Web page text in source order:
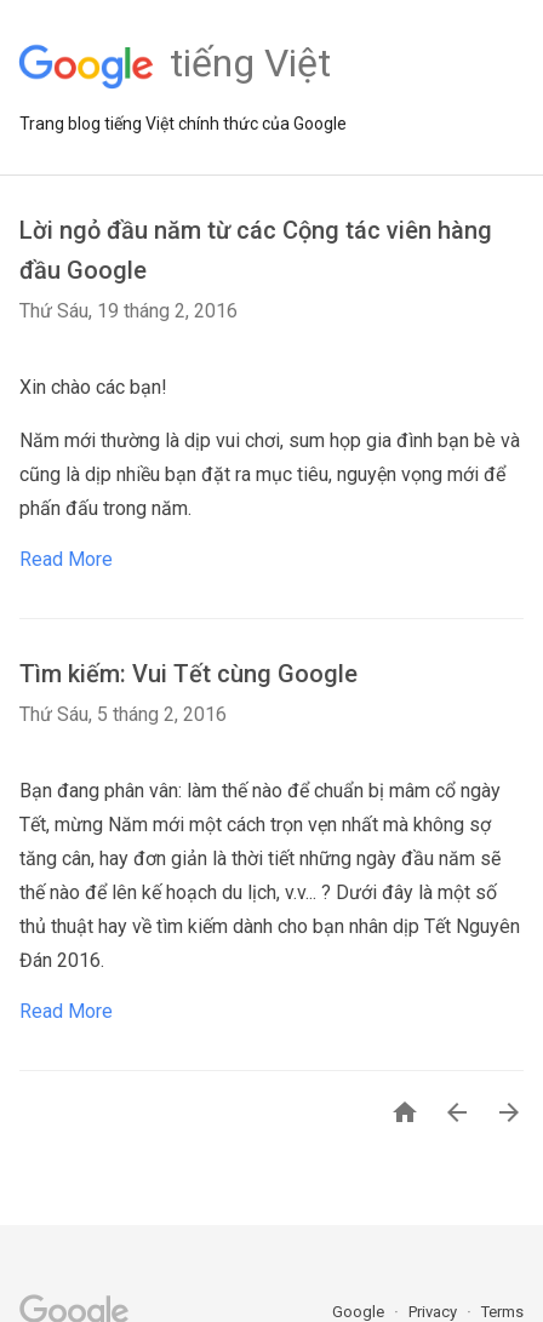
tiếng Việt
Trang blog tiếng Việt chính thức của Google
Lời ngỏ đầu năm từ các Cộng tác viên hàng
đầu Google
Thứ Sáu, 19 tháng 2, 2016
Xin chào các bạn!
Năm mới thường là dịp vui chơi, sum họp gia đình bạn bè và
cũng là dịp nhiều bạn đặt ra mục tiêu, nguyện vọng mới để
phấn đấu trong năm.
Read More
Tìm kiếm: Vui Tết cùng Google
Thứ Sáu, 5 tháng 2, 2016
Bạn đang phân vân: làm thế nào để chuẩn bị mâm cổ ngày
Tết, mừng Năm mới một cách trọn vẹn nhất mà không sợ
tăng cân, hay đơn giản là thời tiết những ngày đầu năm sẽ
thế nào để lên kế hoạch du lịch, v.v... ? Dưới đây là một số
thủ thuật hay về tìm kiếm dành cho bạn nhân dịp Tết Nguyên
Đán 2016.
Read More
  
Google Privacy Terms